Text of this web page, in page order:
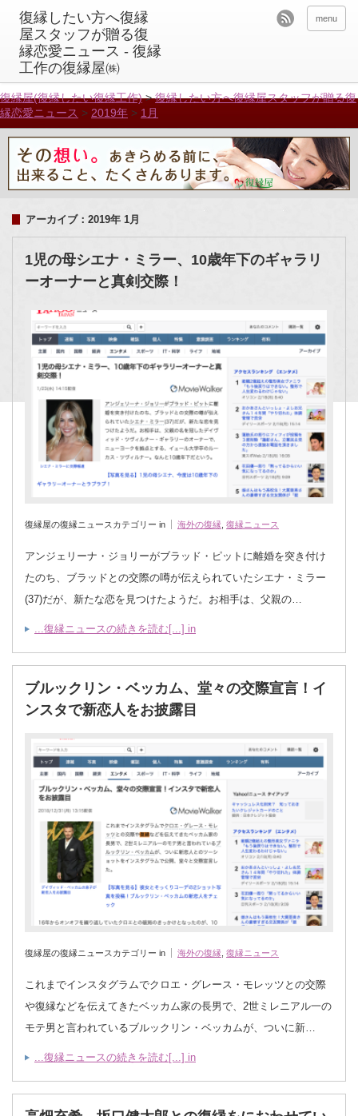
menu
復縁屋(復縁したい復縁工作)>復縁したい方へ復縁屋スタッフが贈る復
縁恋愛ニュース > 2019年 > 1月
アーカイブ：2019年 1月
1児の母シエナ・ミラー、10歳年下のギャラリ
ーオーナーと真剣交際！
復縁屋の復縁ニュースカテゴリー in 海外の復縁 復縁ニュース
アンジェリーナ・ジョリーがブラッド・ピットに離婚を突き付け
たのち、ブラッドとの交際の噂が伝えられていたシエナ・ミラー
(37)だが、新たな恋を見つけたようだ。お相手は、父親の…
...復縁ニュースの続きを読む[...] in
ブルックリン・ベッカム、堂々の交際宣言！イ
ンスタで新恋人をお披露目
復縁屋の復縁ニュースカテゴリー in 海外の復縁 復縁ニュース
これまでインスタグラムでクロエ・グレース・モレッツとの交際
や復縁などを伝えてきたベッカム家の長男で、2世ミレニアル一の
モテ男と言われているブルックリン・ベッカムが、ついに新…
...復縁ニュースの続きを読む[...] in